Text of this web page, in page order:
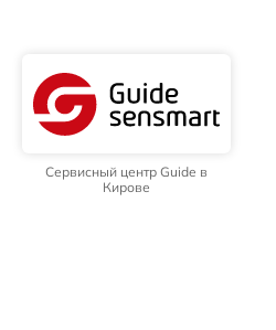
Сервисный центр Guide в
Кирове